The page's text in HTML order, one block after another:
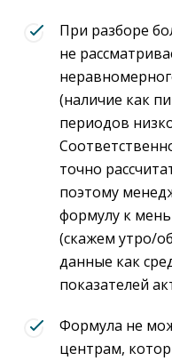
При разборе
не
(наличие как
периодов
точно
поэтому
формулу к
(скажем утро/
данные как
показателей
Формула не
центрам,